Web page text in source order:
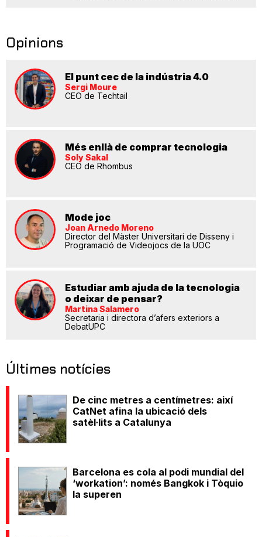
Opinions
El punt cec de la indústria 4.0
Sergi Moure
CEO de Techtail
Més enllà de comprar tecnologia
Soly Sakal
CEO de Rhombus
Mode joc
Joan Arnedo Moreno
Director del Màster Universitari de Disseny i
Programació de Videojocs de la UOC
Estudiar amb ajuda de la tecnologia
o deixar de pensar?
Martina Salamero
Secretaria i directora d’afers exteriors a
DebatUPC
Últimes notícies
De cinc metres a centímetres: així
CatNet afina la ubicació dels
satèl·lits a Catalunya
Barcelona es cola al podi mundial del
‘workation’: només Bangkok i Tòquio
la superen